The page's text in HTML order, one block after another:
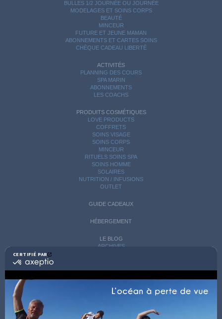
CERTIFIÉ PAR
certifié
BULLES 1/2 JOURNÉE OU JOURNÉE
MODELAGES ET SOINS CORPS
BEAUTÉ
MINCEUR
FUTURE ET JEUNE MAMAN
ABONNEMENTS ET CARTES SOINS
CHÈQUE CADEAU LIBERTÉ
ACTIVITÉS
PLANNING DES COURS
SPA MARIN
ABONNEMENTS
LES COACHS
PRODUITS COSMÉTIQUES
LOVE PRODUCTS
COFFRETS
SOINS VISAGE
SOINS CORPS
MINCEUR
RITUELS SOINS SPA
SOINS HOMME
SOLAIRES
NUTRITION / INFUSIONS
OUTLET
GUIDE CADEAUX
HÉBERGEMENT
LE BLOG
ARCHIVES
LES COACHS
SOINS AVEC HÉBERGEMENT
BONNES RAISONS DE VENIR